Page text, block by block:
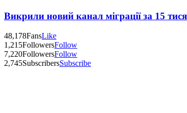
Викрили новий канал міграції за 15
48,178FansLike
1,215FollowersFollow
7,220FollowersFollow
2,745SubscribersSubscribe